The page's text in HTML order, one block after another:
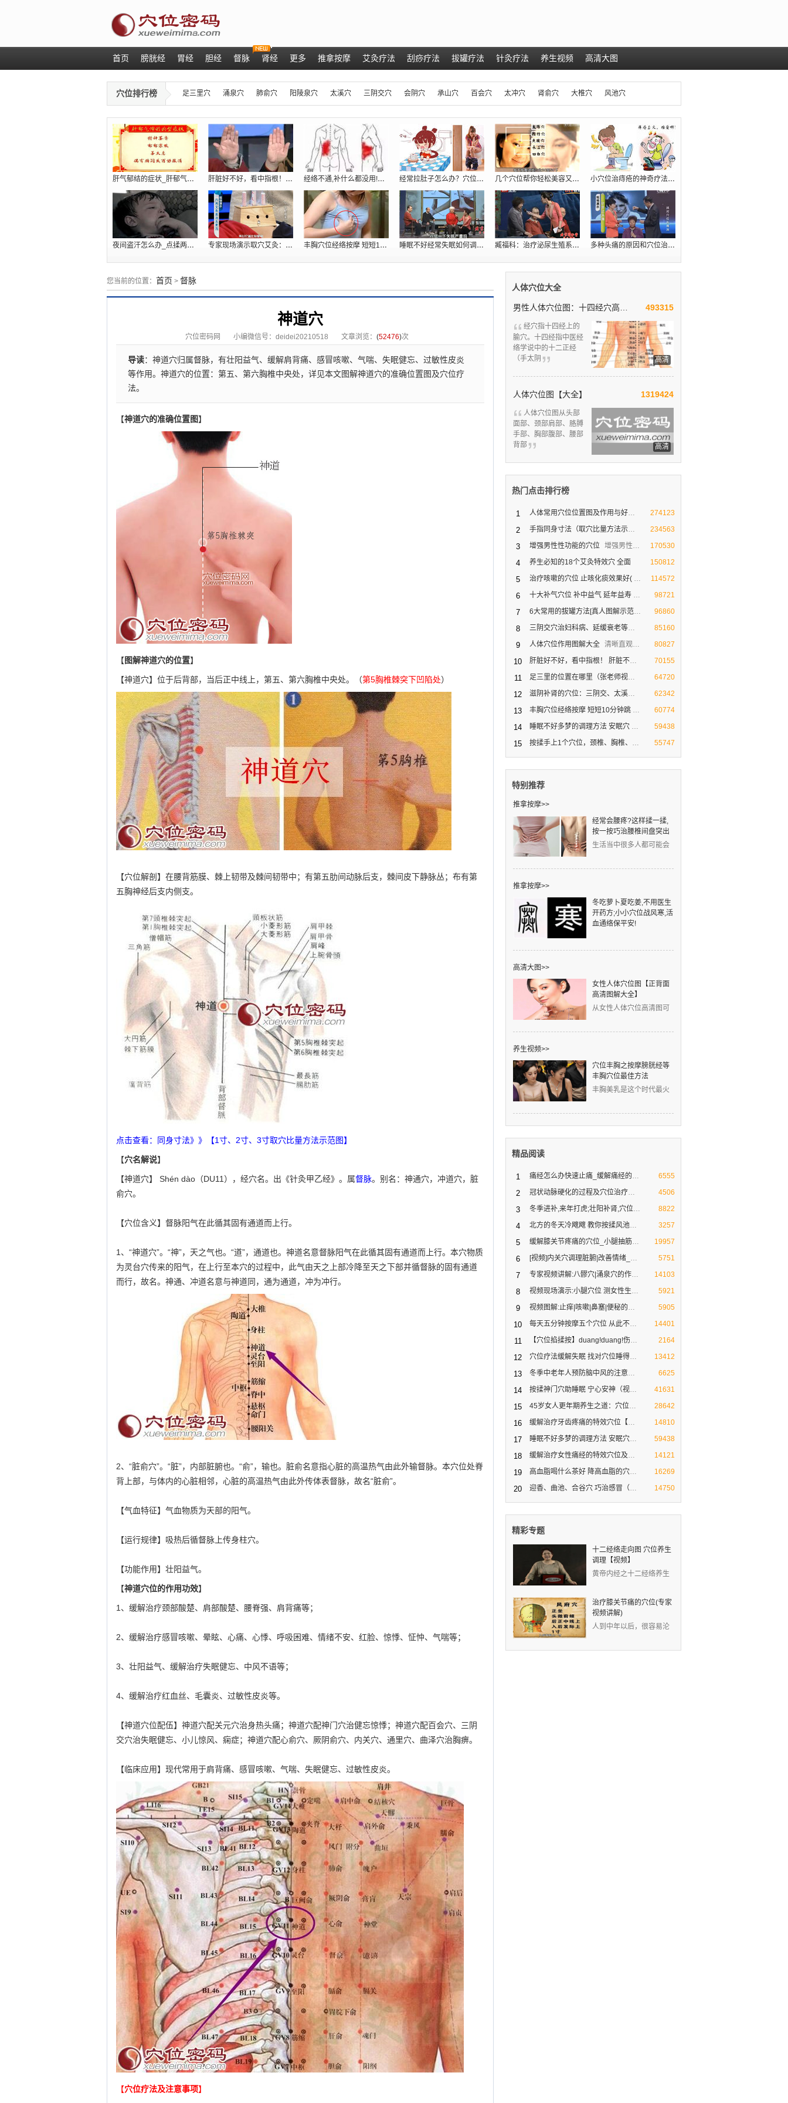
首页 膀胱经 胃经 胆经 督脉 肾经 更多 推拿按摩 艾灸疗法 刮痧疗法 拔罐疗法 针灸疗法 养生视频 高清大图
穴位排行榜 足三里穴 涌泉穴 肺俞穴 阳陵泉穴 太溪穴 三阴交穴 会阴穴 承山穴 百会穴 太冲穴 肾俞穴 大椎穴 风池穴
肝气郁结的症状_肝郁气滞吃什么_肝火旺 肝脏好不好，看中指根！ 肝脏不好的症状 经络不通,补什么都没用!只用一招:经络 经常拉肚子怎么办？穴位密码抓住根本给你 几个穴位帮你轻松美容又减肥（瘦肚腩） 小穴位治痔疮的神奇疗法【十人九痔，先收
夜间盗汗怎么办_点揉两个穴位巧治肾虚 专家现场演示取穴艾灸：调理胃痛、五更泻 丰胸穴位经络按摩 短短10分钟跳两罩杯[ 睡眠不好经常失眠如何调理_穴位提高睡 臧福科：治疗泌尿生殖系统疾病的五大穴位 多种头痛的原因和穴位治疗方法
您当前的位置： 首页 > 督脉
神道穴
穴位密码网 小编微信号：deidei20210518 文章浏览： (52476)次
导读：神道穴归属督脉，有壮阳益气、缓解肩背痛、感冒咳嗽、气喘、失眠健忘、过敏性皮炎
等作用。神道穴的位置：第五、第六胸椎中央处，详见本文图解神道穴的准确位置图及穴位疗
法。
【神道穴的准确位置图】
【图解神道穴的位置】
【神道穴】位于后背部，当后正中线上，第五、第六胸椎中央处。（第5胸椎棘突下凹陷处）
【穴位解剖】在腰背筋膜、棘上韧带及棘间韧带中；有第五肋间动脉后支，棘间皮下静脉丛；布有第
五胸神经后支内侧支。
点击查看：同身寸法》》【1寸、2寸、3寸取穴比量方法示范图】
【穴名解说】
【神道穴】 Shén dào（DU11），经穴名。出《针灸甲乙经》。属督脉。别名：神通穴，冲道穴，脏
俞穴。
【穴位含义】督脉阳气在此循其固有通道而上行。
1、“神道穴”。“神”，天之气也。“道”，通道也。神道名意督脉阳气在此循其固有通道而上行。本穴物质
为灵台穴传来的阳气，在上行至本穴的过程中，此气由天之上部冷降至天之下部并循督脉的固有通道
而行，故名。神通、冲道名意与神道同，通为通道，冲为冲行。
2、“脏俞穴”。“脏”，内部脏腑也。“俞”，输也。脏俞名意指心脏的高温热气由此外输督脉。本穴位处脊
背上部，与体内的心脏相邻，心脏的高温热气由此外传体表督脉，故名“脏俞”。
【气血特征】气血物质为天部的阳气。
【运行规律】吸热后循督脉上传身柱穴。
【功能作用】壮阳益气。
【神道穴位的作用功效】
1、缓解治疗颈部酸楚、肩部酸楚、腰脊强、肩背痛等；
2、缓解治疗感冒咳嗽、晕眩、心痛、心悸、呼吸困难、情绪不安、红脸、惊悸、怔忡、气喘等；
3、壮阳益气、缓解治疗失眠健忘、中风不语等；
4、缓解治疗红血丝、毛囊炎、过敏性皮炎等。
【神道穴位配伍】神道穴配关元穴治身热头痛；神道穴配神门穴治健忘惊悸；神道穴配百会穴、三阴
交穴治失眠健忘、小儿惊风、痫症；神道穴配心俞穴、厥阴俞穴、内关穴、通里穴、曲泽穴治胸痹。
【临床应用】现代常用于肩背痛、感冒咳嗽、气喘、失眠健忘、过敏性皮炎。
【穴位疗法及注意事项】
人体穴位大全
493315
高清
经穴指十四经上的
腧穴。十四经指中医经
络学说中的十二正经
（手太阴
人体穴位图【大全】 1319424
高清
人体穴位图从头部
面部、颈部肩部、胳膊
手部、胸部腹部、腰部
背部
热门点击排行榜
1 人体常用穴位位置图及作用与好处 人体十大要穴图解
274123
2 手指同身寸法（取穴比量方法示范图 同身寸定位法（取穴比量方法示范图）
234563
3 增强男性性功能的穴位 增强男性性功能的穴位 170530
4 养生必知的18个艾灸特效穴 全面 150812
5 治疗咳嗽的穴位 止咳化痰效果好( 治疗咳嗽的穴位 止咳化痰效果非常好(视频图解)
114572
6 十大补气穴位 补中益气 延年益寿 人体十大补气穴位
98721
7 6大常用的拔罐方法[真人图解示范真人图解示 常见的范拔罐方法
96860
8 三阴交穴治妇科病、延缓衰老等作 三阴交穴治妇科病、延缓衰老等作用（视频图
85160
9 人体穴位作用图解大全 清晰直观的人体穴位作用【图解大全】 80827
10 肝脏好不好，看中指根！ 肝脏不好的 肝脏好不好，看中指根！ 肝脏不好的症状
70155
11 足三里的位置在哪里（张老师视频图 揉按足三里穴滋补养胃 促食欲(张老师视频图
64720
12 滋阴补肾的穴位：三阴交、太溪、照 人体神秘的三角区 滋阴补肾的穴位
62342
13 丰胸穴位经络按摩 短短10分钟跳 神奇的经络丰胸穴位按摩[视频]
60774
14 睡眠不好多梦的调理方法 安眠穴 睡眠不好多梦的调理方法 安眠穴助睡眠
59438
15 按揉手上1个穴位，颈椎、胸椎、腰 按揉手上1个穴位，颈椎、胸椎、腰椎就不疼
55747
特别推荐
推拿按摩>>
经常会腰疼?这样揉一揉,
按一按巧治腰椎间盘突出
生活当中很多人都可能会
推拿按摩>>
冬吃萝卜夏吃姜,不用医生
开药方;小小穴位战风寒,活
血通络保平安!
高清大图>>
女性人体穴位图【正背面
高清图解大全】
从女性人体穴位高清图可
养生视频>>
穴位丰胸之按摩膀胱经等
丰胸穴位最佳方法
丰胸美乳是这个时代最火
精品阅读
1 痛经怎么办快速止痛_缓解痛经的穴 痛经●妇科疾病不担心-按摩祛病好心情
6555
2 冠状动脉硬化的过程及穴位治疗方法 人到30岁以后，你的心脏就开始不想“工作”
4506
3 冬季进补,来年打虎;壮阳补肾,穴位冬季壮阳补肾不一定要吃药,用好这些免费的方
8822
4 北方的冬天冷飕飕 教你按揉风池穴 教你三招预防贼风偷袭 防治头痛头晕
3257
5 缓解膝关节疼痛的穴位_小腿抽筋急 缓解治疗腿脚疼痛的穴位及养生方法[专家视频
19957
6 [视频]内关穴调理脏腑|改善情绪_桂 内关穴:调理脏腑 改善不良情绪
5751
7 专家视频讲解:八髎穴|涌泉穴的作用 八髎穴|涌泉穴补益肾气
14103
8 视频现场演示:小腿穴位 测女性生理 按压小腿上的脾经穴位 揭秘女性青春密码
5921
9 视频图解:止痒|咳嗽|鼻塞|便秘的常 [向穴位要健康]刘教授现场演示:按摩穴位可以
5905
10 每天五分钟按摩五个穴位 从此不再 穴位按摩治疗打呼噜
14401
11 【穴位掐揉按】duang!duang!伤风感 【穴位掐揉按】duang duang!伤风感冒就这
2164
12 穴位疗法缓解失眠 找对穴位睡得香 穴位疗法缓解失眠 找对穴位睡得香
13412
13 冬季中老年人预防脑中风的注意方法 冬季中老年人预防脑中风的注意方法和穴位
6625
14 按揉神门穴助睡眠 宁心安神（视频图 按揉神门穴助睡眠 宁心安神（视频图解）
41631
15 45岁女人更年期养生之道：穴位按摩 女人保养秘诀
28642
16 缓解治疗牙齿疼痛的特效穴位【按摩 牙齿疼痛难忍 如何缓解 求偏方
14810
17 睡眠不好多梦的调理方法 安眠穴助 睡眠不好多梦的调理方法 安眠穴助睡眠
59438
18 缓解治疗女性痛经的特效穴位及小偏 穴位按摩缓解治疗女性痛经
14121
19 高血脂喝什么茶好 降高血脂的穴位 高血脂的治疗与饮食
16269
20 迎香、曲池、合谷穴 巧治感冒（专家 迎香、曲池、合谷穴 三个穴位巧治感冒
14750
精彩专题
十二经络走向图 穴位养生
调理【视频】
黄帝内经之十二经络养生
治疗膝关节痛的穴位(专家
视频讲解)
人到中年以后，很容易沦